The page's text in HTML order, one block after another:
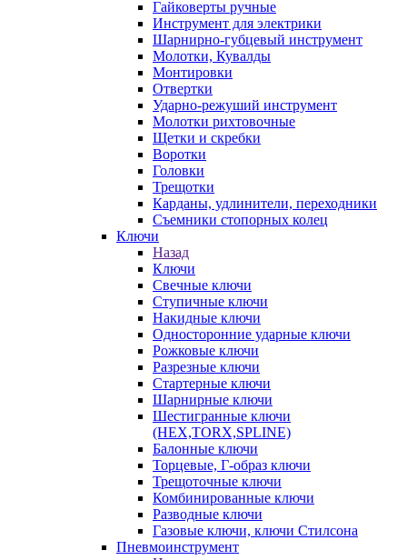
Гайковерты ручные
Инструмент для электрики
Шарнирно-губцевый инструмент
Молотки, Кувалды
Монтировки
Отвертки
Ударно-режуший инструмент
Молотки рихтовочные
Щетки и скребки
Воротки
Головки
Трещотки
Карданы, удлинители, переходники
Съемники стопорных колец
Ключи
Назад
Ключи
Свечные ключи
Ступичные ключи
Накидные ключи
Односторонние ударные ключи
Рожковые ключи
Разрезные ключи
Стартерные ключи
Шарнирные ключи
Шестигранные ключи
(HEX,TORX,SPLINE)
Балонные ключи
Торцевые, Г-образ ключи
Трещоточные ключи
Комбинированные ключи
Разводные ключи
Газовые ключи, ключи Стилсона
Пневмоинструмент